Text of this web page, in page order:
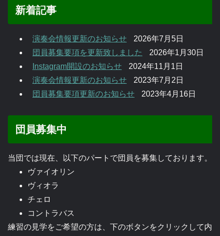
新着記事
演奏会情報更新のお知らせ
2026年7月5日
団員募集要項を更新致しました
2026年1月30日
Instagram開設のお知らせ
2024年11月1日
演奏会情報更新のお知らせ
2023年7月2日
団員募集要項更新のお知らせ
2023年4月16日
団員募集中
当団では現在、以下のパートで団員を募集しております。
ヴァイオリン
ヴィオラ
チェロ
コントラバス
練習の見学をご希望の方は、下のボタンをクリックして内